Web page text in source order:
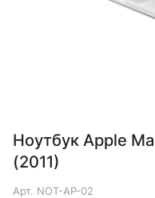
Ноутбук Apple
(2011)
Арт. NOT-AP-02